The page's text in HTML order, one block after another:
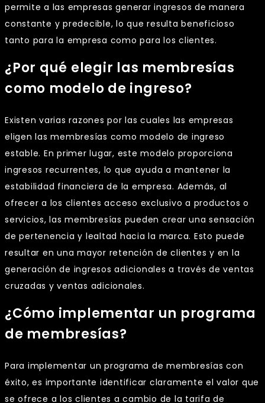
permite a las empresas generar ingresos de manera
constante y predecible, lo que resulta beneficioso
tanto para la empresa como para los clientes.
¿Por qué elegir las membresías
como modelo de ingreso?
Existen varias razones por las cuales las empresas
eligen las membresías como modelo de ingreso
estable. En primer lugar, este modelo proporciona
ingresos recurrentes, lo que ayuda a mantener la
estabilidad financiera de la empresa. Además, al
ofrecer a los clientes acceso exclusivo a productos o
servicios, las membresías pueden crear una sensación
de pertenencia y lealtad hacia la marca. Esto puede
resultar en una mayor retención de clientes y en la
generación de ingresos adicionales a través de ventas
cruzadas y ventas adicionales.
¿Cómo implementar un programa
de membresías?
Para implementar un programa de membresías con
éxito, es importante identificar claramente el valor que
se ofrece a los clientes a cambio de la tarifa de